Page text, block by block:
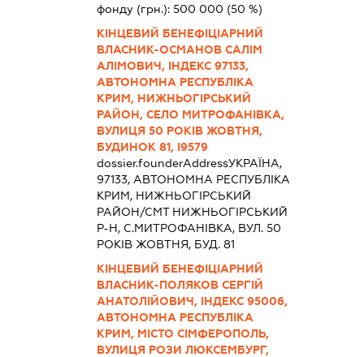
фонду (грн.): 500 000 (50 %)
КІНЦЕВИЙ БЕНЕФІЦІАРНИЙ
ВЛАСНИК-ОСМАНОВ САЛІМ
АЛІМОВИЧ, ІНДЕКС 97133,
АВТОНОМНА РЕСПУБЛІКА
КРИМ, НИЖНЬОГІРСЬКИЙ
РАЙОН, СЕЛО МИТРОФАНІВКА,
ВУЛИЦЯ 50 РОКІВ ЖОВТНЯ,
БУДИНОК 81, І9579
dossier.founderAddressУКРАЇНА,
97133, АВТОНОМНА РЕСПУБЛІКА
КРИМ, НИЖНЬОГIРСЬКИЙ
РАЙОН/СМТ НИЖНЬОГIРСЬКИЙ
Р-Н, С.МИТРОФАНІВКА, ВУЛ. 50
РОКІВ ЖОВТНЯ, БУД. 81
КІНЦЕВИЙ БЕНЕФІЦІАРНИЙ
ВЛАСНИК-ПОЛЯКОВ СЕРГІЙ
АНАТОЛІЙОВИЧ, ІНДЕКС 95006,
АВТОНОМНА РЕСПУБЛІКА
КРИМ, МІСТО СІМФЕРОПОЛЬ,
ВУЛИЦЯ РОЗИ ЛЮКСЕМБУРГ,